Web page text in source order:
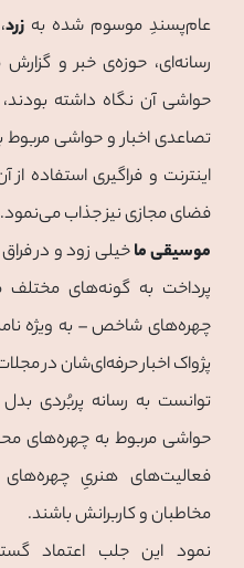
عام‌پسندِ موسوم شده به زرد
رسانه‌ای، حوزه‌ی خبر و
حواشی آن نگاه داشته
تصاعدی اخبار و حواشی
اینترنت و فراگیری استفاده از
فضای مجازی نیز جذاب می‌نمود.
موسیقی ماخیلی زود و در
پرداخت به گونه‌های
چهره‌های شاخص – به ویژه
پژواک اخبار حرفه‌ای‌شان در
توانست به رسانه پربُردی
حواشی مربوط به چهره‌های
فعالیت‌های هنریِ
مخاطبان و کاربرانش باشند.
نمود این جلب اعتماد